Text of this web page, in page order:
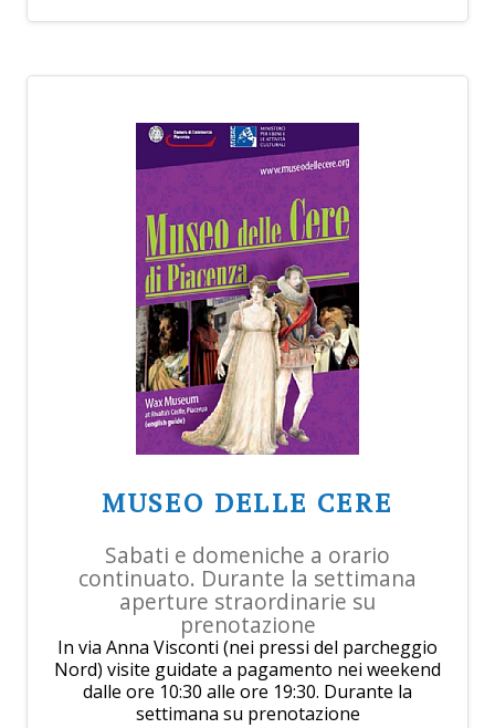
MUSEO DELLE CERE
Sabati e domeniche a orario
continuato. Durante la settimana
aperture straordinarie su
prenotazione
In via Anna Visconti (nei pressi del parcheggio
Nord) visite guidate a pagamento nei weekend
dalle ore 10:30 alle ore 19:30. Durante la
settimana su prenotazione